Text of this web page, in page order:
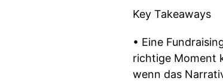
Key Takeaways
• Eine
richtige Moment
wenn das